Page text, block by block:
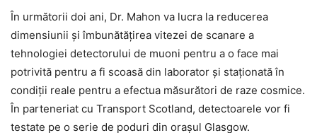
În următorii doi ani, Dr. Mahon va lucra la reducerea
dimensiunii și îmbunătățirea vitezei de scanare a
tehnologiei detectorului de muoni pentru a o face mai
potrivită pentru a fi scoasă din laborator și staționată în
condiții reale pentru a efectua măsurători de raze cosmice.
În parteneriat cu Transport Scotland, detectoarele vor fi
testate pe o serie de poduri din orașul Glasgow.